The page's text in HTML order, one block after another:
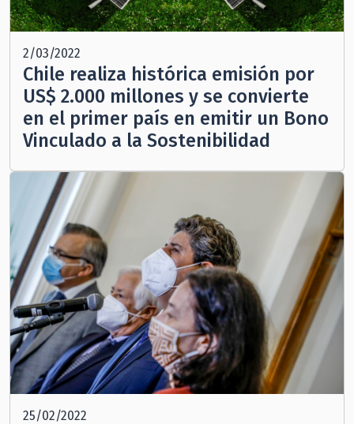
2/03/2022
Chile realiza histórica emisión por
US$ 2.000 millones y se convierte
en el primer país en emitir un Bono
Vinculado a la Sostenibilidad
25/02/2022